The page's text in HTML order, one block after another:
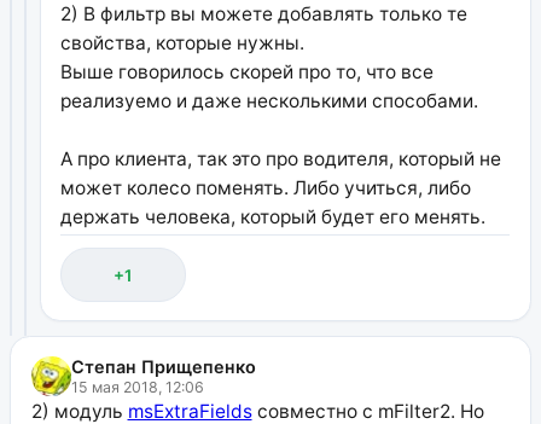
2) В фильтр вы можете добавлять только те
свойства, которые нужны.
Выше говорилось скорей про то, что все
реализуемо и даже несколькими способами.
А про клиента, так это про водителя, который не
может колесо поменять. Либо учиться, либо
держать человека, который будет его менять.
+1
Степан Прищепенко
15 мая 2018, 12:06
2) модуль msExtraFieldsсовместно с mFilter2. Но